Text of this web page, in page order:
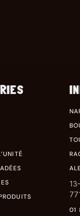
01